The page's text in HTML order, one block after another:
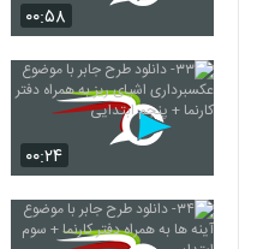
۰۰:۵۸
۰۰:۲۴